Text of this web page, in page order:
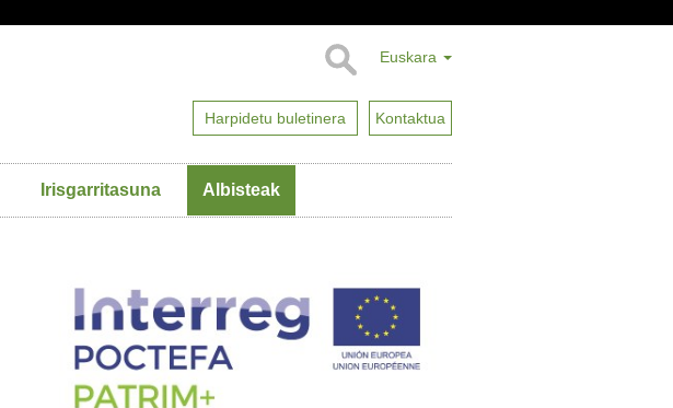
Euskara
Harpidetu buletinera Kontaktua
Irisgarritasuna Albisteak